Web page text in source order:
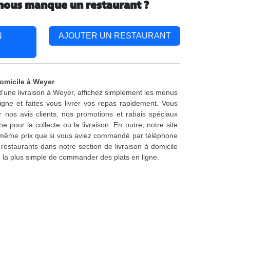
manque un restaurant ?
AJOUTER UN RESTAURANT
à Weyer
livraison à Weyer, affichez simplement les menus
et faites vous livrer vos repas rapidement. Vous
nos avis clients, nos promotions et rabais spéciaux
pour la collecte ou la livraison. En outre, notre site
prix que si vous aviez commandé par téléphone
dans notre section de livraison à domicile
plus simple de commander des plats en ligne.